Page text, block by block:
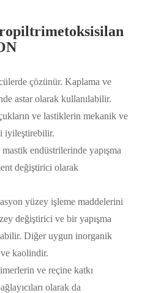
çözünür. Kaplama ve
astar olarak kullanılabilir.
ve lastiklerin mekanik ve
iyileştirebilir.
endüstrilerinde yapışma
değiştirici olarak
yüzey işleme maddelerini
değiştirici ve bir yapışma
Diğer uygun inorganik
kaolindir.
ve reçine katkı
olarak da